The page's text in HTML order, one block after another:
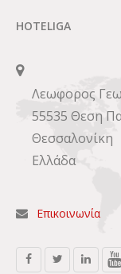
HOTELIGA
Λεωφορος
55535 Θεση
Θεσσαλονίκη
Ελλάδα
Επικοινωνία